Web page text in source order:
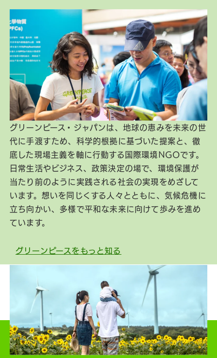
グリーンピース・ジャパンは、地球の恵みを未来の世
代に手渡すため、科学的根拠に基づいた提案と、徹
底した現場主義を軸に行動する国際環境NGOです。
日常生活やビジネス、政策決定の場で、環境保護が
当たり前のように実践される社会の実現をめざして
います。想いを同じくする人々とともに、気候危機に
立ち向かい、多様で平和な未来に向けて歩みを進め
ています。
グリーンピースをもっと知る